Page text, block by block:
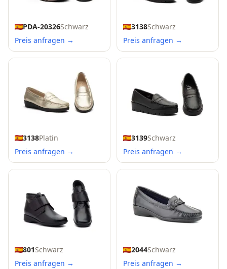
PDA-20326Schwarz
Preis anfragen →
3138Schwarz
Preis anfragen →
3138Platin
Preis anfragen →
3139Schwarz
Preis anfragen →
801Schwarz
Preis anfragen →
2044Schwarz
Preis anfragen →